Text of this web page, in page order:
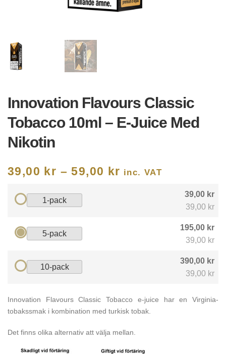
Innovation Flavours Classic
Tobacco 10ml – E-Juice Med
Nikotin
39,00 kr – 59,00 kr inc. VAT
1-pack
39,00 kr
39,00 kr
5-pack
195,00 kr
39,00 kr
10-pack
390,00 kr
39,00 kr
Innovation Flavours Classic Tobacco e-juice har en Virginia-
tobakssmak i kombination med turkisk tobak.
Det finns olika alternativ att välja mellan.